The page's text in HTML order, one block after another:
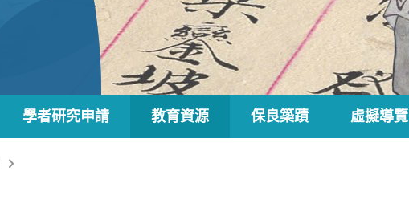
學者研究申請 教育資源 保良築蹟 虛擬導覽